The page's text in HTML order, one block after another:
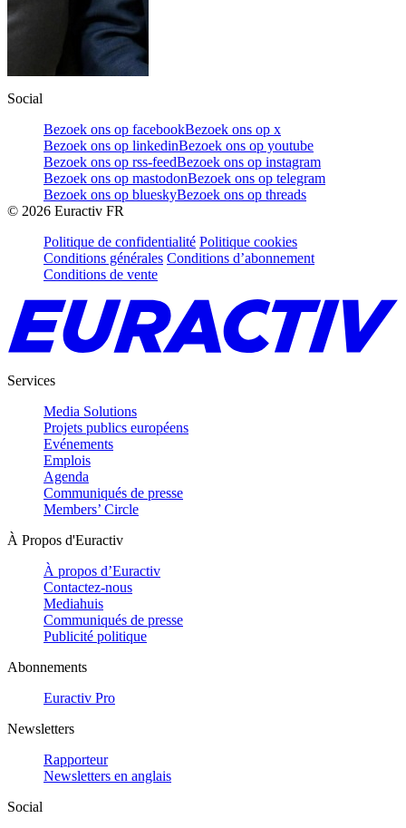
Social
Bezoek ons op facebookBezoek ons op x
Bezoek ons op linkedinBezoek ons op youtube
Bezoek ons op rss-feedBezoek ons op instagram
Bezoek ons op mastodonBezoek ons op telegram
Bezoek ons op blueskyBezoek ons op threads
© 2026 Euractiv FR
Politique de confidentialité Politique cookies
Conditions générales Conditions d’abonnement
Conditions de vente
Services
Media Solutions
Projets publics européens
Evénements
Emplois
Agenda
Communiqués de presse
Members’ Circle
À Propos d'Euractiv
À propos d’Euractiv
Contactez-nous
Mediahuis
Communiqués de presse
Publicité politique
Abonnements
Euractiv Pro
Newsletters
Rapporteur
Newsletters en anglais
Social